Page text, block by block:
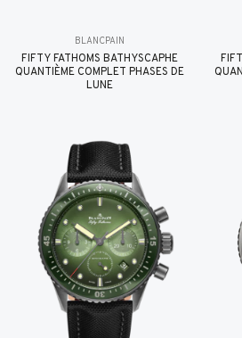
BLANCPAIN
FIFTY FATHOMS BATHYSCAPHE
QUANTIÈME COMPLET PHASES DE
LUNE